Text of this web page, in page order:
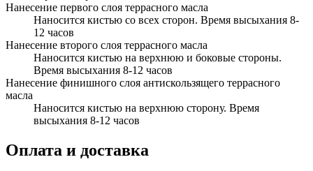
Нанесение первого слоя террасного масла
Наносится кистью со всех сторон. Время высыхания 8-
12 часов
Нанесение второго слоя террасного масла
Наносится кистью на верхнюю и боковые стороны.
Время высыхания 8-12 часов
Нанесение финишного слоя антискользящего террасного
масла
Наносится кистью на верхнюю сторону. Время
высыхания 8-12 часов
Оплата и доставка